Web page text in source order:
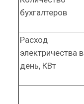
бухгалтеров
Расход
электричества в
день, КВт